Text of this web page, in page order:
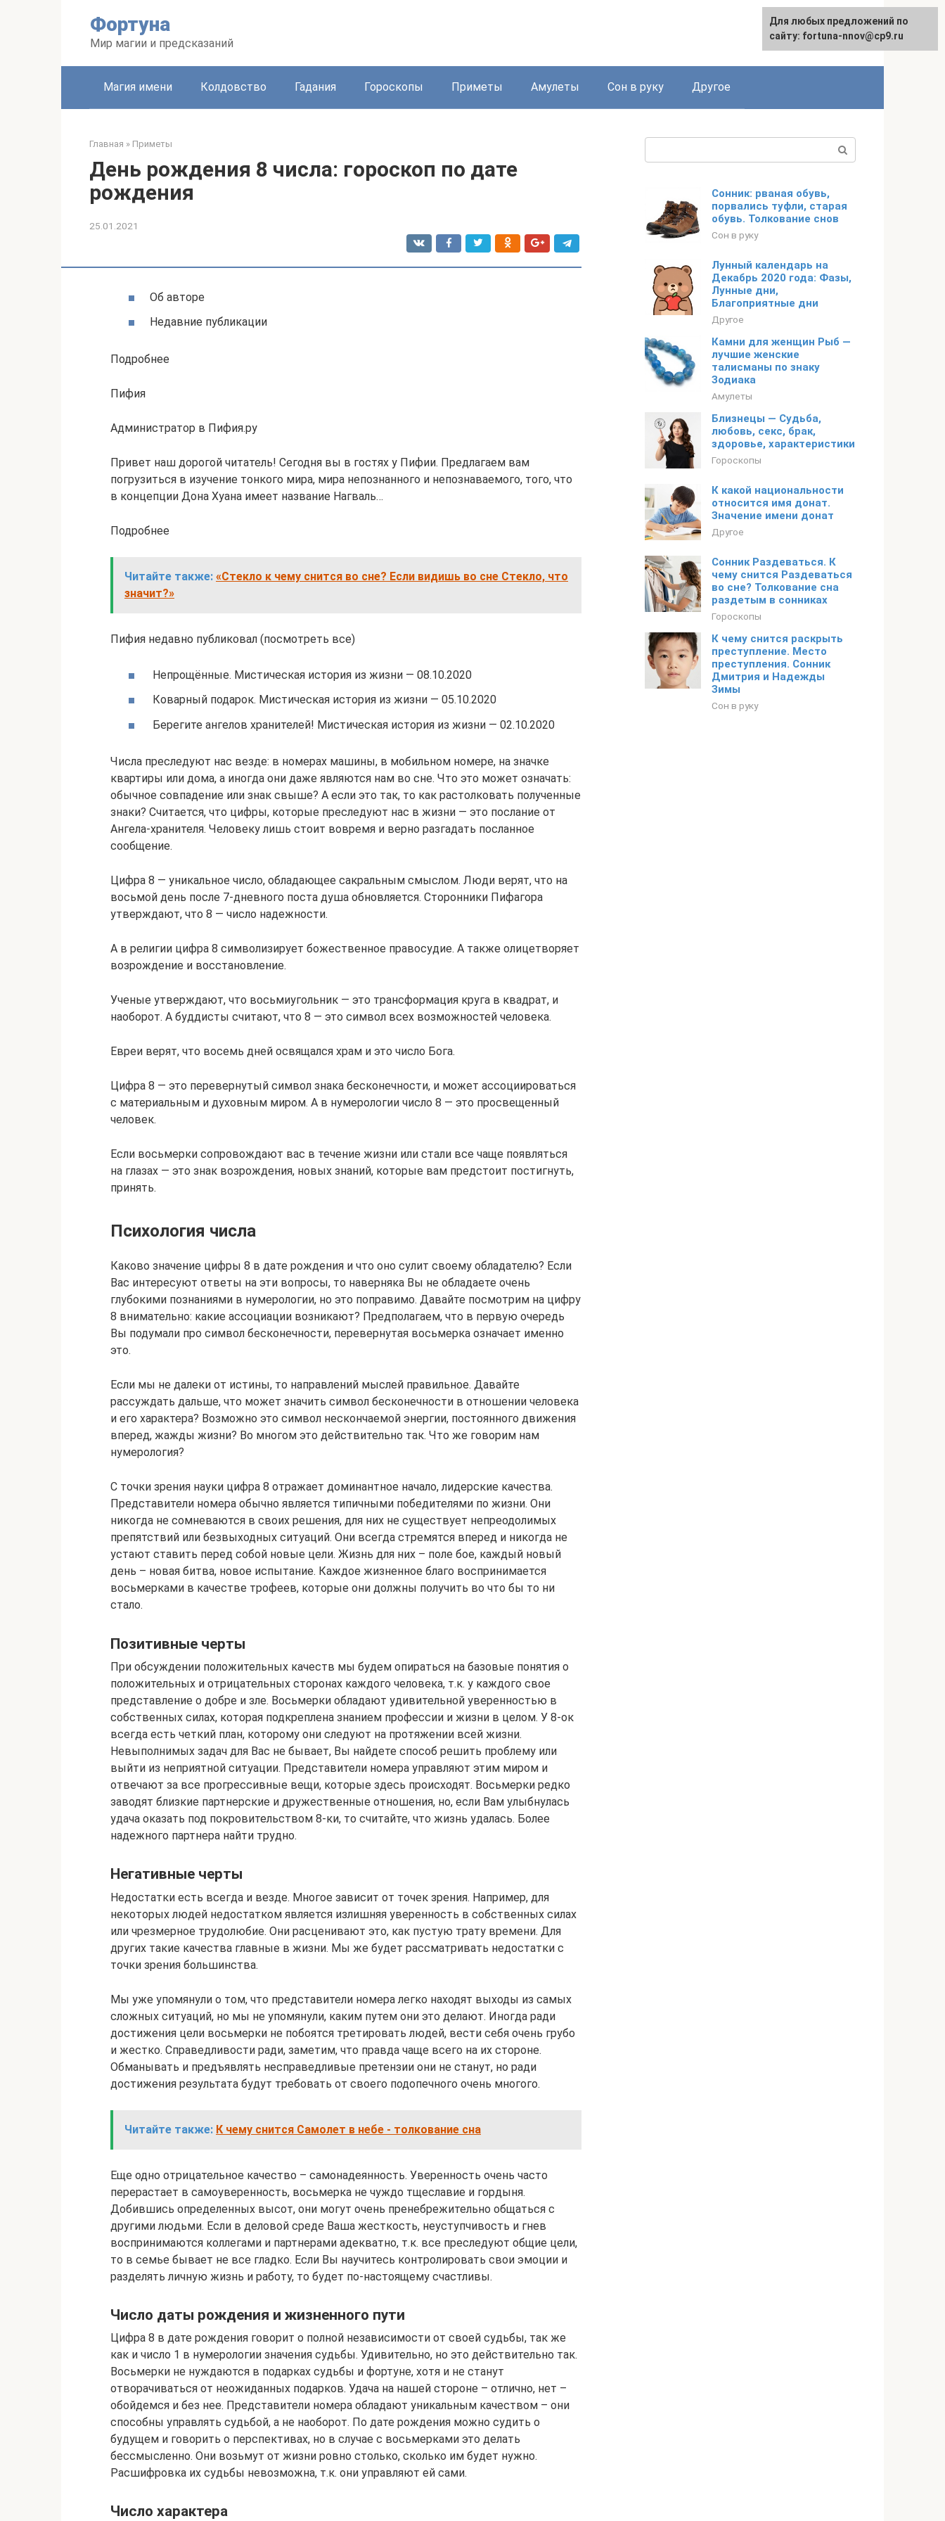
Фортуна
Мир магии и предсказаний
Магия имени Колдовство Гадания Гороскопы Приметы Амулеты Сон в руку Другое
Главная » Приметы
День рождения 8 числа: гороскоп по дате
рождения
25.01.2021
Об авторе
Недавние публикации
Подробнее
Пифия
Администратор в Пифия.ру
Привет наш дорогой читатель! Сегодня вы в гостях у Пифии. Предлагаем вам
погрузиться в изучение тонкого мира, мира непознанного и непознаваемого, того, что
в концепции Дона Хуана имеет название Нагваль…
Подробнее
Читайте также: «Стекло к чему снится во сне? Если видишь во сне Стекло, что
значит?»
Пифия недавно публиковал (посмотреть все)
Непрощённые. Мистическая история из жизни — 08.10.2020
Коварный подарок. Мистическая история из жизни — 05.10.2020
Берегите ангелов хранителей! Мистическая история из жизни — 02.10.2020
Числа преследуют нас везде: в номерах машины, в мобильном номере, на значке
квартиры или дома, а иногда они даже являются нам во сне. Что это может означать:
обычное совпадение или знак свыше? А если это так, то как растолковать полученные
знаки? Считается, что цифры, которые преследуют нас в жизни — это послание от
Ангела-хранителя. Человеку лишь стоит вовремя и верно разгадать посланное
сообщение.
Цифра 8 — уникальное число, обладающее сакральным смыслом. Люди верят, что на
восьмой день после 7-дневного поста душа обновляется. Сторонники Пифагора
утверждают, что 8 — число надежности.
А в религии цифра 8 символизирует божественное правосудие. А также олицетворяет
возрождение и восстановление.
Ученые утверждают, что восьмиугольник — это трансформация круга в квадрат, и
наоборот. А буддисты считают, что 8 — это символ всех возможностей человека.
Евреи верят, что восемь дней освящался храм и это число Бога.
Цифра 8 — это перевернутый символ знака бесконечности, и может ассоциироваться
с материальным и духовным миром. А в нумерологии число 8 — это просвещенный
человек.
Если восьмерки сопровождают вас в течение жизни или стали все чаще появляться
на глазах — это знак возрождения, новых знаний, которые вам предстоит постигнуть,
принять.
Психология числа
Каково значение цифры 8 в дате рождения и что оно сулит своему обладателю? Если
Вас интересуют ответы на эти вопросы, то наверняка Вы не обладаете очень
глубокими познаниями в нумерологии, но это поправимо. Давайте посмотрим на цифру
8 внимательно: какие ассоциации возникают? Предполагаем, что в первую очередь
Вы подумали про символ бесконечности, перевернутая восьмерка означает именно
это.
Если мы не далеки от истины, то направлений мыслей правильное. Давайте
рассуждать дальше, что может значить символ бесконечности в отношении человека
и его характера? Возможно это символ нескончаемой энергии, постоянного движения
вперед, жажды жизни? Во многом это действительно так. Что же говорим нам
нумерология?
С точки зрения науки цифра 8 отражает доминантное начало, лидерские качества.
Представители номера обычно является типичными победителями по жизни. Они
никогда не сомневаются в своих решения, для них не существует непреодолимых
препятствий или безвыходных ситуаций. Они всегда стремятся вперед и никогда не
устают ставить перед собой новые цели. Жизнь для них – поле бое, каждый новый
день – новая битва, новое испытание. Каждое жизненное благо воспринимается
восьмерками в качестве трофеев, которые они должны получить во что бы то ни
стало.
Позитивные черты
При обсуждении положительных качеств мы будем опираться на базовые понятия о
положительных и отрицательных сторонах каждого человека, т.к. у каждого свое
представление о добре и зле. Восьмерки обладают удивительной уверенностью в
собственных силах, которая подкреплена знанием профессии и жизни в целом. У 8-ок
всегда есть четкий план, которому они следуют на протяжении всей жизни.
Невыполнимых задач для Вас не бывает, Вы найдете способ решить проблему или
выйти из неприятной ситуации. Представители номера управляют этим миром и
отвечают за все прогрессивные вещи, которые здесь происходят. Восьмерки редко
заводят близкие партнерские и дружественные отношения, но, если Вам улыбнулась
удача оказать под покровительством 8-ки, то считайте, что жизнь удалась. Более
надежного партнера найти трудно.
Негативные черты
Недостатки есть всегда и везде. Многое зависит от точек зрения. Например, для
некоторых людей недостатком является излишняя уверенность в собственных силах
или чрезмерное трудолюбие. Они расценивают это, как пустую трату времени. Для
других такие качества главные в жизни. Мы же будет рассматривать недостатки с
точки зрения большинства.
Мы уже упомянули о том, что представители номера легко находят выходы из самых
сложных ситуаций, но мы не упомянули, каким путем они это делают. Иногда ради
достижения цели восьмерки не побоятся третировать людей, вести себя очень грубо
и жестко. Справедливости ради, заметим, что правда чаще всего на их стороне.
Обманывать и предъявлять несправедливые претензии они не станут, но ради
достижения результата будут требовать от своего подопечного очень многого.
Читайте также: К чему снится Самолет в небе - толкование сна
Еще одно отрицательное качество – самонадеянность. Уверенность очень часто
перерастает в самоуверенность, восьмерка не чуждо тщеславие и гордыня.
Добившись определенных высот, они могут очень пренебрежительно общаться с
другими людьми. Если в деловой среде Ваша жесткость, неуступчивость и гнев
воспринимаются коллегами и партнерами адекватно, т.к. все преследуют общие цели,
то в семье бывает не все гладко. Если Вы научитесь контролировать свои эмоции и
разделять личную жизнь и работу, то будет по-настоящему счастливы.
Число даты рождения и жизненного пути
Цифра 8 в дате рождения говорит о полной независимости от своей судьбы, так же
как и число 1 в нумерологии значения судьбы. Удивительно, но это действительно так.
Восьмерки не нуждаются в подарках судьбы и фортуне, хотя и не станут
отворачиваться от неожиданных подарков. Удача на нашей стороне – отлично, нет –
обойдемся и без нее. Представители номера обладают уникальным качеством – они
способны управлять судьбой, а не наоборот. По дате рождения можно судить о
будущем и говорить о перспективах, но в случае с восьмерками это делать
бессмысленно. Они возьмут от жизни ровно столько, сколько им будет нужно.
Расшифровка их судьбы невозможна, т.к. они управляют ей сами.
Число характера
Сонник: рваная обувь,
порвались туфли, старая
обувь. Толкование снов
Сон в руку
Лунный календарь на
Декабрь 2020 года: Фазы,
Лунные дни,
Благоприятные дни
Другое
Камни для женщин Рыб —
лучшие женские
талисманы по знаку
Зодиака
Амулеты
Близнецы — Судьба,
любовь, секс, брак,
здоровье, характеристики
Гороскопы
К какой национальности
относится имя донат.
Значение имени донат
Другое
Сонник Раздеваться. К
чему снится Раздеваться
во сне? Толкование сна
раздетым в сонниках
Гороскопы
К чему снится раскрыть
преступление. Место
преступления. Сонник
Дмитрия и Надежды
Зимы
Сон в руку
Для любых предложений по
сайту: fortuna-nnov@cp9.ru